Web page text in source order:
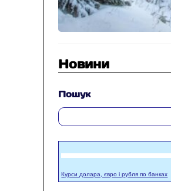
Новини
Пошук
Курси долара, євро і рубля по банках